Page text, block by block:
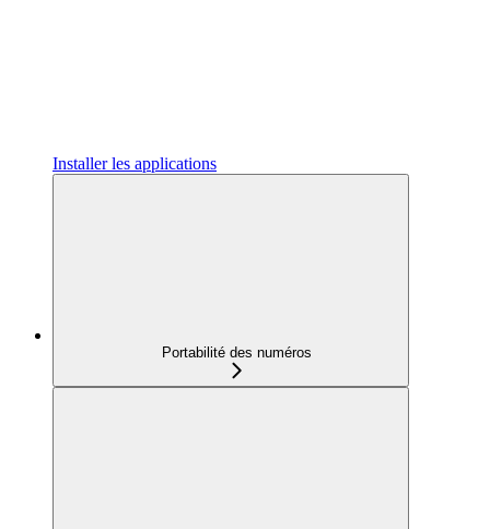
Installer les applications
Portabilité des numéros